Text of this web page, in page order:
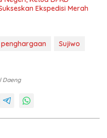
Ekspedisi Merah
penghargaan
Sujiwo
Daeng